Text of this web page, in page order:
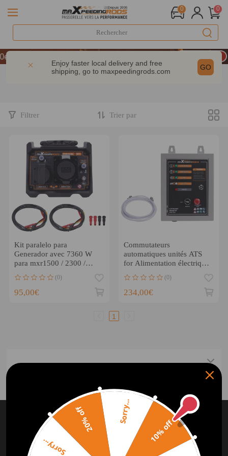
0 0
LIVRAISON GRATUITE À DOMICILE - FR
anniversaire : -9% | CODE : MXR20TH
dès 200 € – CODE : WELCOME
Enjoy faster local delivery and free
shipping, go to maxpeedingrods.com GO
Filtrer Trier par
Kit paralelo para
Generador avec 7360 W
para mxr1500 / 2300 /
(0)
95,00€
Commutateurs
automatiques unités ATS
for Alimentation électrique
(0)
234,00€
1
ABONNEZ-VOUS ET OBTENEZ10%
RÉDUCTION
Abonnez-vous à notre Newsletter et obtenez des bonus
10% off
Sorry...
20% off Sorry...